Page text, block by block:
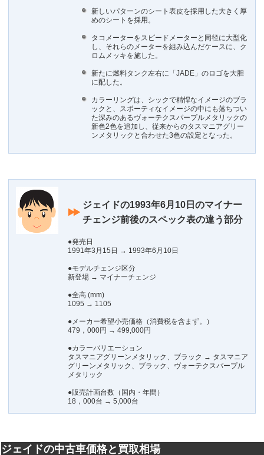
新しいパターンのシート表皮を採用した大きく厚
めのシートを採用。
タコメーターをスピードメーターと同径に大型化
し、それらのメーターを組み込んだケースに、ク
ロムメッキを施した。
新たに燃料タンク左右に「JADE」のロゴを大胆
に配した。
カラーリングは、シックで精悍なイメージのブラ
ックと、スポーティなイメージの中にも落ちつい
た深みのあるヴォーテクスパープルメタリックの
新色2色を追加し、従来からのタスマニアグリー
ンメタリックと合わせた3色の設定となった。
ジェイドの1993年6月10日のマイナー
チェンジ前後のスペック表の違う部分
●発売日
1991年3月15日 → 1993年6月10日
●モデルチェンジ区分
新登場 → マイナーチェンジ
●全高 (mm)
1095 → 1105
●メーカー希望小売価格（消費税を含まず。）
479，000円 → 499,000円
●カラーバリエーション
タスマニアグリーンメタリック、ブラック → タスマニア
グリーンメタリック、ブラック、ヴォーテクスパープル
メタリック
●販売計画台数（国内・年間）
18，000台 → 5,000台
ジェイドの中古車価格と買取相場